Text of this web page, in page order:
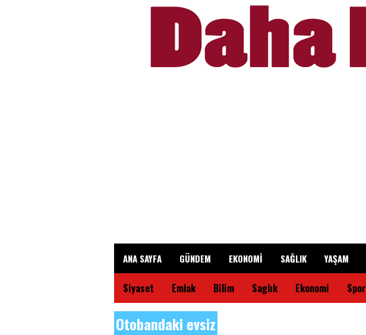
ANA SAYFA GÜNDEM EKONOMİ SAĞLIK YAŞAM
Siyaset Emlak Bilim Saglık Ekonomi Spor
Otobandaki evsiz